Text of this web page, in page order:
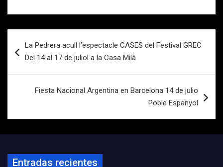
de
La Pedrera acull l’espectacle CASES del Festival GREC
Del 14 al 17 de juliol a la Casa Milà
Fiesta Nacional Argentina en Barcelona 14 de julio
Poble Espanyol
Entradas recientes